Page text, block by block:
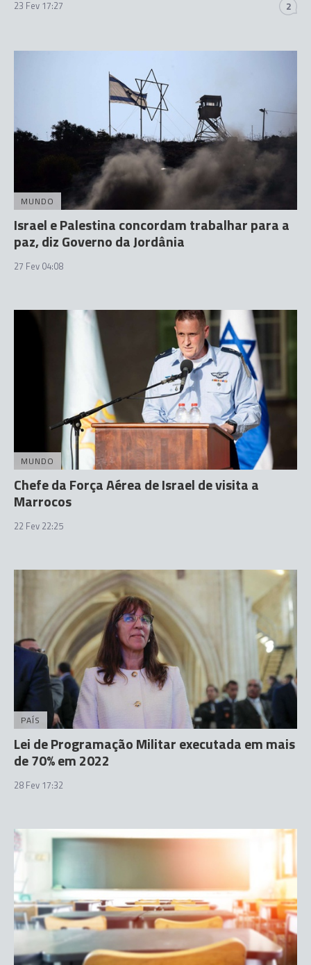
23 Fev 17:27 2
MUNDO
Israel e Palestina concordam trabalhar para a
paz, diz Governo da Jordânia
27 Fev 04:08
MUNDO
Chefe da Força Aérea de Israel de visita a
Marrocos
22 Fev 22:25
PAÍS
Lei de Programação Militar executada em mais
de 70% em 2022
28 Fev 17:32